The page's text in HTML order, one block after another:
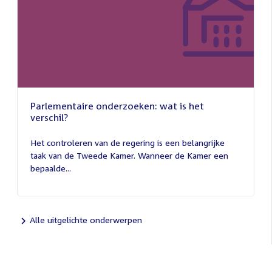
Parlementaire onderzoeken: wat is het
verschil?
juli
2026
Het controleren van de regering is een belangrijke
taak van de Tweede Kamer. Wanneer de Kamer een
bepaalde...
Alle uitgelichte onderwerpen